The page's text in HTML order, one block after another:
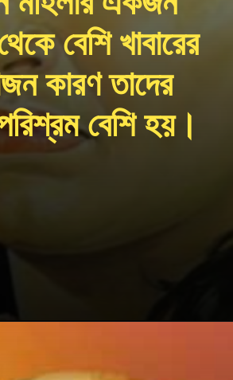
বেশি খাবারের
কারণ তাদের
বেশি হয়।